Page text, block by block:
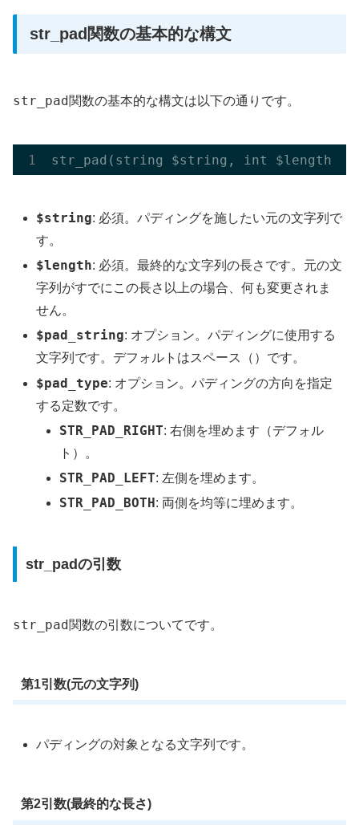
str_pad関数の基本的な構文
str_pad 関数の基本的な構文は以下の通りです。
str _pad( string $string , int $length
$string: 必須。パディングを施したい元の文字列で
す。
$length: 必須。最終的な文字列の長さです。元の文
字列がすでにこの長さ以上の場合、何も変更されま
せん。
$pad_string: オプション。パディングに使用する
文字列です。デフォルトはスペース（ ）です。
$pad_type: オプション。パディングの方向を指定
する定数です。
STR_PAD_RIGHT: 右側を埋めます（デフォル
ト）。
STR_PAD_LEFT: 左側を埋めます。
STR_PAD_BOTH : 両側を均等に埋めます。
str_padの引数
str_pad 関数の引数についてです。
第1引数(元の文字列)
パディングの対象となる文字列です。
第2引数(最終的な長さ)